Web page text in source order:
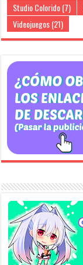
Studio Colorido(7)
Videojuegos(21)